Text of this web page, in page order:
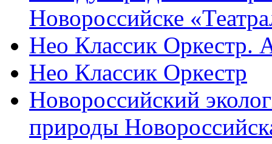
Новороссийске
Нео Классик Оркестр.
Нео Классик Оркестр
Новороссийский
природы